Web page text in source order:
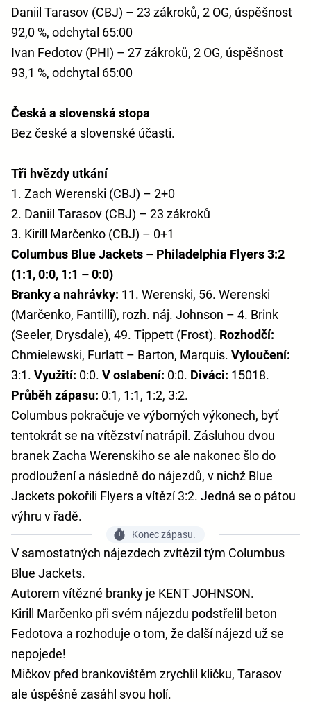
Daniil Tarasov (CBJ) – 23 zákroků, 2 OG, úspěšnost
92,0 %, odchytal 65:00
Ivan Fedotov (PHI) – 27 zákroků, 2 OG, úspěšnost
93,1 %, odchytal 65:00
Česká a slovenská stopa
Bez české a slovenské účasti.
Tři hvězdy utkání
1. Zach Werenski (CBJ) – 2+0
2. Daniil Tarasov (CBJ) – 23 zákroků
3. Kirill Marčenko (CBJ) – 0+1
Columbus Blue Jackets – Philadelphia Flyers 3:2
(1:1, 0:0, 1:1 – 0:0)
Branky a nahrávky: 11. Werenski, 56. Werenski
(Marčenko, Fantilli), rozh. náj. Johnson – 4. Brink
(Seeler, Drysdale), 49. Tippett (Frost). Rozhodčí:
Chmielewski, Furlatt – Barton, Marquis. Vyloučení:
3:1. Využití: 0:0. V oslabení: 0:0. Diváci: 15018.
Průběh zápasu: 0:1, 1:1, 1:2, 3:2.
Columbus pokračuje ve výborných výkonech, byť
tentokrát se na vítězství natrápil. Zásluhou dvou
branek Zacha Werenskiho se ale nakonec šlo do
prodloužení a následně do nájezdů, v nichž Blue
Jackets pokořili Flyers a vítězí 3:2. Jedná se o pátou
výhru v řadě.
Konec zápasu.
V samostatných nájezdech zvítězil tým Columbus
Blue Jackets.
Autorem vítězné branky je KENT JOHNSON.
Kirill Marčenko při svém nájezdu podstřelil beton
Fedotova a rozhoduje o tom, že další nájezd už se
nepojede!
Mičkov před brankovištěm zrychlil kličku, Tarasov
ale úspěšně zasáhl svou holí.